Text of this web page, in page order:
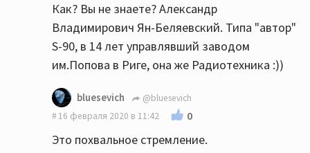
Как? Вы не знаете? Александр
Владимирович Ян-Беляевский. Типа "автор"
S-90, в 14 лет управлявший заводом
им.Попова в Риге, она же Радиотехника :))
bluesevich
@bluesevich
16 февраля 2020 в 11:42
0
Это похвальное стремление.